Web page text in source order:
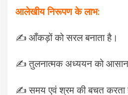
आलेखीय निरूपण के लाभ:
✍️आँकड़ों को सरल बनाता है।
✍️तुलनात्मक अध्ययन को आसान
✍️समय एवं श्रम की बचत करता